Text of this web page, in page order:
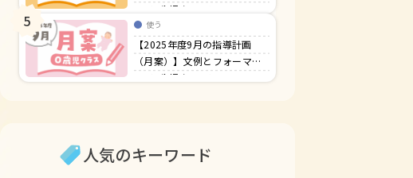
ト＜2歳児クラス＞
5 使う
【2025年度9月の指導計画
（月案）】文例とフォーマッ
ト＜0歳児クラス＞
人気のキーワード